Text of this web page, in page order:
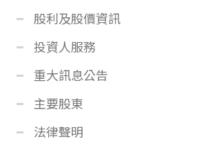
股利及股價資訊
投資人服務
重大訊息公告
主要股東
法律聲明